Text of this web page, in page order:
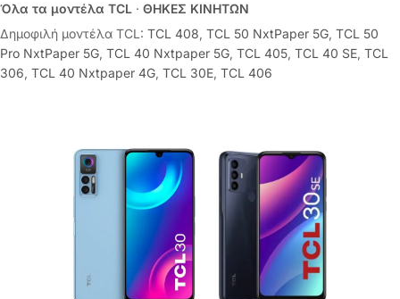
Όλα τα μοντέλα TCL · ΘΗΚΕΣ ΚΙΝΗΤΩΝ
Δημοφιλή μοντέλα TCL: TCL 408, TCL 50 NxtPaper 5G, TCL 50
Pro NxtPaper 5G, TCL 40 Nxtpaper 5G, TCL 405, TCL 40 SE, TCL
306, TCL 40 Nxtpaper 4G, TCL 30E, TCL 406